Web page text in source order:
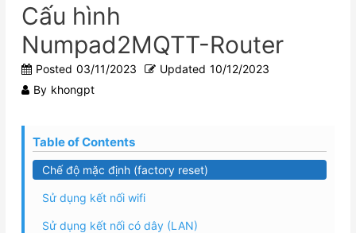
Cấu hình
Numpad2MQTT-Router
Posted 03/11/2023 Updated 10/12/2023
By khongpt
Table of Contents
Chế độ mặc định (factory reset)
Sử dụng kết nối wifi
Sử dụng kết nối có dây (LAN)